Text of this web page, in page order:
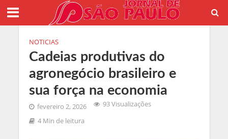
NOTICIAS
Cadeias produtivas do
agronegócio brasileiro e
sua força na economia
fevereiro 2, 2026
93 Visualizações
4 Min de leitura